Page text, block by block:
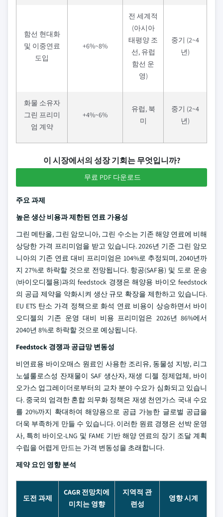
함선 현대화
및 이중연료
도입
+6%~8%
전 세계적
(아시아
태평양 조
선, 유럽
함선 운
영)
중기 (2~4
년)
화물 소유자
그린 프리미
엄 계약
+4%~6%
유럽, 북
미
중기 (2~4
년)
이 시장에서의 성장 기회는 무엇입니까?
무료 PDF 다운로드
주요 과제
높은 생산 비용과 제한된 연료 가용성
그린 메탄올, 그린 암모니아, 그린 수소는 기존 해양 연료에 비해
상당한 가격 프리미엄을 받고 있습니다. 2026년 기준 그린 암모
니아의 기존 연료 대비 프리미엄은 104%로 추정되며, 2040년까
지 27%로 하락할 것으로 전망됩니다. 항공(SAF용) 및 도로 운송
(바이오디젤용)과의 feedstock 경쟁은 해양용 바이오 feedstock
의 공급 제약을 악화시켜 생산 규모 확장을 제한하고 있습니다.
EU ETS 탄소 가격 정책으로 화석 연료 비용이 상승하면서 바이
오디젤의 기존 운영 대비 비용 프리미엄은 2026년 86%에서
2040년 8%로 하락할 것으로 예상됩니다.
Feedstock 경쟁과 공급망 변동성
비연료용 바이오매스 원료인 사용한 조리유, 동물성 지방, 리그
노셀룰로스성 잔재물이 SAF 생산자, 재생 디젤 정제업체, 바이
오가스 업그레이더로부터의 교차 분야 수요가 심화되고 있습니
다. 중국의 엄격한 혼합 의무화 정책은 재생 천연가스 국내 수요
를 20%까지 확대하여 해양용으로 공급 가능한 글로벌 공급을
더욱 부족하게 만들 수 있습니다. 이러한 원료 경쟁은 선박 운영
사, 특히 바이오-LNG 및 FAME 기반 해양 연료의 장기 조달 계획
수립을 어렵게 만드는 가격 변동성을 초래합니다.
제약 요인 영향 분석
도전 과제
CAGR 전망치에
미치는 영향
지역적 관
련성
영향 시계